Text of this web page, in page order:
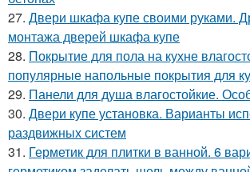
27. Двери шкафа купе своими руками.
монтажа дверей шкафа купе
28. Покрытие для пола на кухне
популярные напольные покрытия для
29. Панели для душа влагостойкие.
30. Двери купе установка. Варианты
раздвижных систем
31. Герметик для плитки в ванной. 6